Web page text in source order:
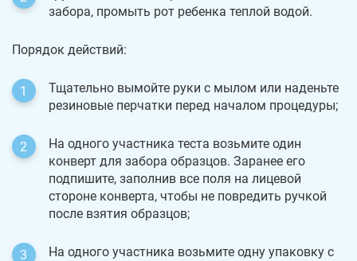
забора, промыть рот ребенка теплой водой.
Порядок действий:
Тщательно вымойте руки с мылом или наденьте
резиновые перчатки перед началом процедуры;
На одного участника теста возьмите один
конверт для забора образцов. Заранее его
подпишите, заполнив все поля на лицевой
стороне конверта, чтобы не повредить ручкой
после взятия образцов;
На одного участника возьмите одну упаковку с